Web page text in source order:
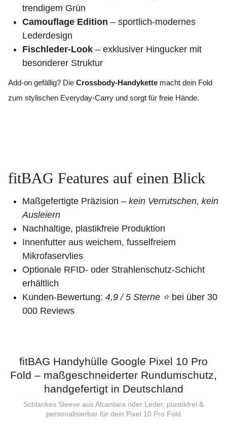
trendigem Grün
Camouflage Edition – sportlich-modernes
Lederdesign
Fischleder-Look – exklusiver Hingucker mit
besonderer Struktur
Add-on gefällig? Die Crossbody-Handykette macht dein Fold
zum stylischen Everyday-Carry und sorgt für freie Hände.
fitBAG Features auf einen Blick
Maßgefertigte Präzision – kein Verrutschen, kein
Ausleiern
Nachhaltige, plastikfreie Produktion
Innenfutter aus weichem, fusselfreiem
Mikrofaservlies
Optionale RFID- oder Strahlenschutz-Schicht
erhältlich
Kunden-Bewertung: 4,9 / 5 Sterne ⭐bei über 30
000 Reviews
fitBAG Handyhülle Google Pixel 10 Pro
Fold – maßgeschneiderter Rundumschutz,
handgefertigt in Deutschland
Schlankes Sleeve aus Alcantara oder Leder, plastikfrei &
personalisierbar für dein Pixel 10 Pro Fold